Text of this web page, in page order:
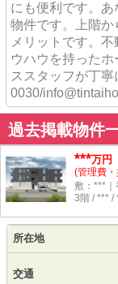
にも便利です。
物件です。上階
メリットです。
ウハウを持った
ススタッフが丁
0030/
過去掲載物件
***万円
(管理費
敷：***
3階 / *** /
所在地
交通